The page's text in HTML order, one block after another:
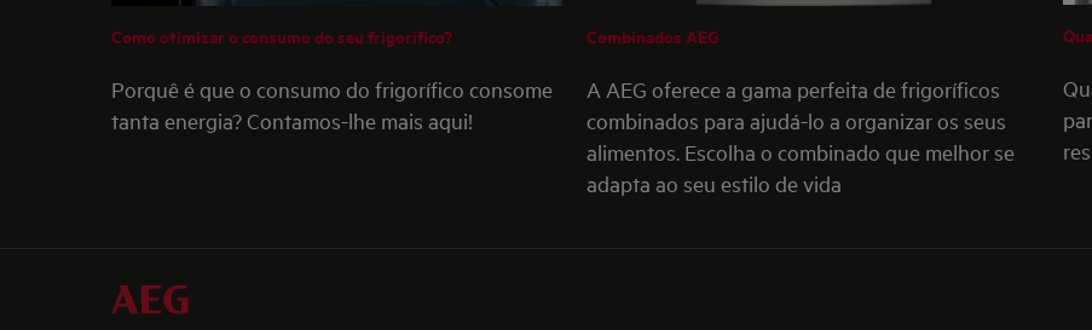
Como otimizar o consumo do seu frigorífico?
Porquê é que o consumo do frigorífico consome
tanta energia? Contamos-lhe mais aqui!
Combinados AEG
A AEG oferece a gama perfeita de frigoríficos
combinados para ajudá-lo a organizar os seus
alimentos. Escolha o combinado que melhor se
adapta ao seu estilo de vida